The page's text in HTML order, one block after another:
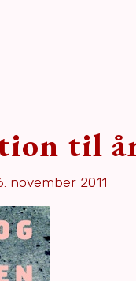
til
november 2011